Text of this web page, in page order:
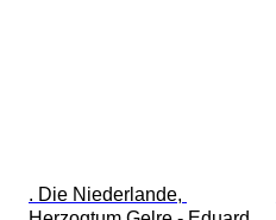
. Die Niederlande,